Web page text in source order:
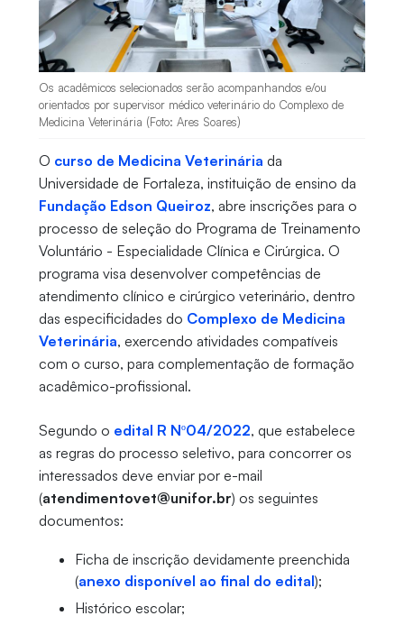
Os acadêmicos selecionados serão acompanhandos e/ou
orientados por supervisor médico veterinário do Complexo de
Medicina Veterinária (Foto: Ares Soares)
O curso de Medicina Veterinária da
Universidade de Fortaleza, instituição de ensino da
Fundação Edson Queiroz, abre inscrições para o
processo de seleção do Programa de Treinamento
Voluntário - Especialidade Clínica e Cirúrgica. O
programa visa desenvolver competências de
atendimento clínico e cirúrgico veterinário, dentro
das especificidades do Complexo de Medicina
Veterinária, exercendo atividades compatíveis
com o curso, para complementação de formação
acadêmico-profissional.
Segundo o edital R Nº04/2022, que estabelece
as regras do processo seletivo, para concorrer os
interessados deve enviar por e-mail
(atendimentovet@unifor.br) os seguintes
documentos:
Ficha de inscrição devidamente preenchida
(anexo disponível ao final do edital);
Histórico escolar;